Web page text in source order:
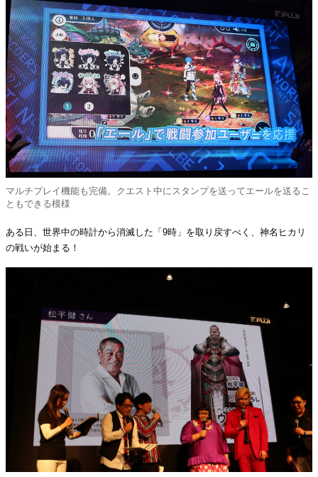
マルチプレイ機能も完備。クエスト中にスタンプを送ってエールを送るこ
ともできる模様
ある日、世界中の時計から消滅した「9時」を取り戻すべく、神名ヒカリ
の戦いが始まる！